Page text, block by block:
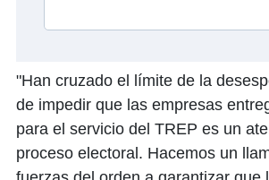
"Han cruzado el límite de la
de impedir que las empresas
para el servicio del TREP es un
proceso electoral. Hacemos un